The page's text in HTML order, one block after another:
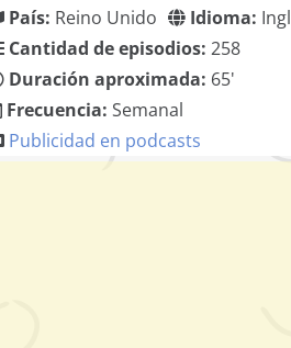
País: Reino Unido Idioma:
Cantidad de episodios: 258
Duración aproximada: 65'
Frecuencia: Semanal
Publicidad en podcasts